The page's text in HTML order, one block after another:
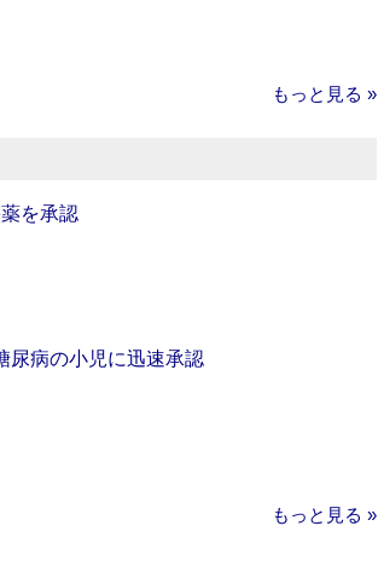
もっと見る »
を承認
尿病の小児に迅速承認
もっと見る »